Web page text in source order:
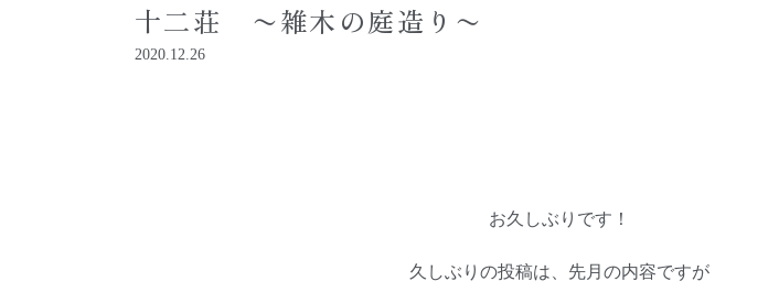
十二荘 〜雑木の庭造り〜
2020.12.26
お久しぶりです！
久しぶりの投稿は、先月の内容ですが